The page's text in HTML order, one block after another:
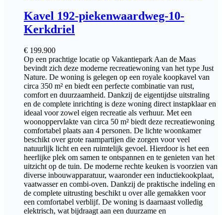
Kavel 192-piekenwaardweg-10-
Kerkdriel
€ 199.900
Op een prachtige locatie op Vakantiepark Aan de Maas
bevindt zich deze moderne recreatiewoning van het type Just
Nature. De woning is gelegen op een royale koopkavel van
circa 350 m² en biedt een perfecte combinatie van rust,
comfort en duurzaamheid. Dankzij de eigentijdse uitstraling
en de complete inrichting is deze woning direct instapklaar en
ideaal voor zowel eigen recreatie als verhuur. Met een
woonoppervlakte van circa 50 m² biedt deze recreatiewoning
comfortabel plaats aan 4 personen. De lichte woonkamer
beschikt over grote raampartijen die zorgen voor veel
natuurlijk licht en een ruimtelijk gevoel. Hierdoor is het een
heerlijke plek om samen te ontspannen en te genieten van het
uitzicht op de tuin. De moderne rechte keuken is voorzien van
diverse inbouwapparatuur, waaronder een inductiekookplaat,
vaatwasser en combi-oven. Dankzij de praktische indeling en
de complete uitrusting beschikt u over alle gemakken voor
een comfortabel verblijf. De woning is daarnaast volledig
elektrisch, wat bijdraagt aan een duurzame en